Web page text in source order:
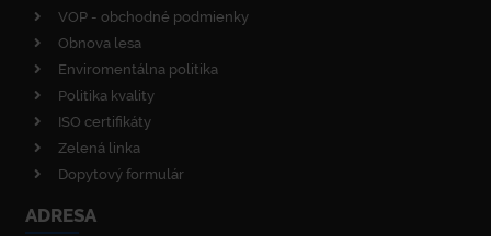
VOP - obchodné podmienky
Obnova lesa
Enviromentálna politika
Politika kvality
ISO certifikáty
Zelená linka
Dopytový formulár
ADRESA